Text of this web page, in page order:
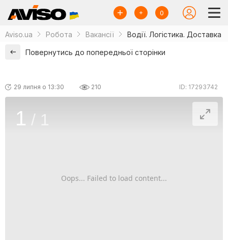
0
Aviso.ua Робота Вакансії Водії. Логістика. Доставка
Повернутись до попередньої сторінки
29 липня о 13:30 210 ID: 17293742
Oops... Failed to load content...
1 / 1